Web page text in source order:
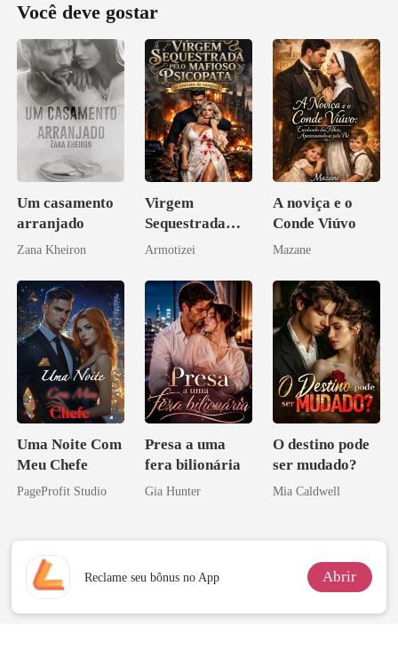
Você deve gostar
Um casamento
arranjado
Zana Kheiron
Virgem
Sequestrada
pelo Mafioso
CONTRATO
DE SANGUE
Armotizei
A noviça e o
Conde Viúvo
Mazane
Uma Noite Com
Meu Chefe
PageProfit Studio
Presa a uma
fera bilionária
Gia Hunter
O destino pode
ser mudado?
Mia Caldwell
Reclame seu bônus no App Abrir